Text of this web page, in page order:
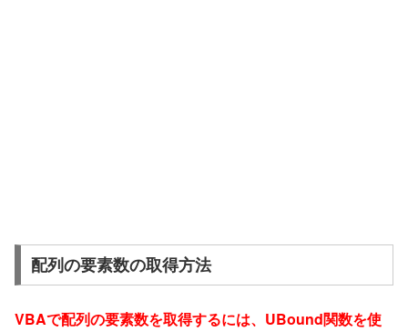
配列の要素数の取得方法
VBAで配列の要素数を取得するには、UBound関数を使